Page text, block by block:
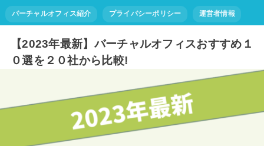
バーチャルオフィス紹介 プライバシーポリシー 運営者情報
【2023年最新】バーチャルオフィスおすすめ１
０選を２０社から比較!